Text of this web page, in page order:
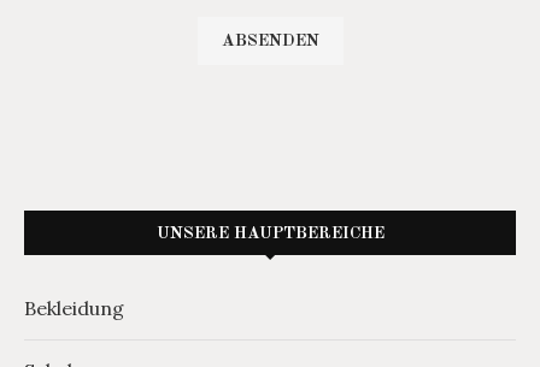
UNSERE HAUPTBEREICHE
Bekleidung